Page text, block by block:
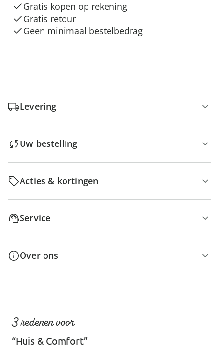
Gratis kopen op rekening
Gratis retour
Geen minimaal bestelbedrag
Levering
Uw bestelling
Acties & kortingen
Service
Over ons
3 redenen voor
“Huis & Comfort”